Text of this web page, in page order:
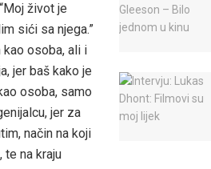
život je
sići sa njega.”
kao osoba, ali i
jer baš kako je
osoba, samo
jer za
način na koji
te na kraju